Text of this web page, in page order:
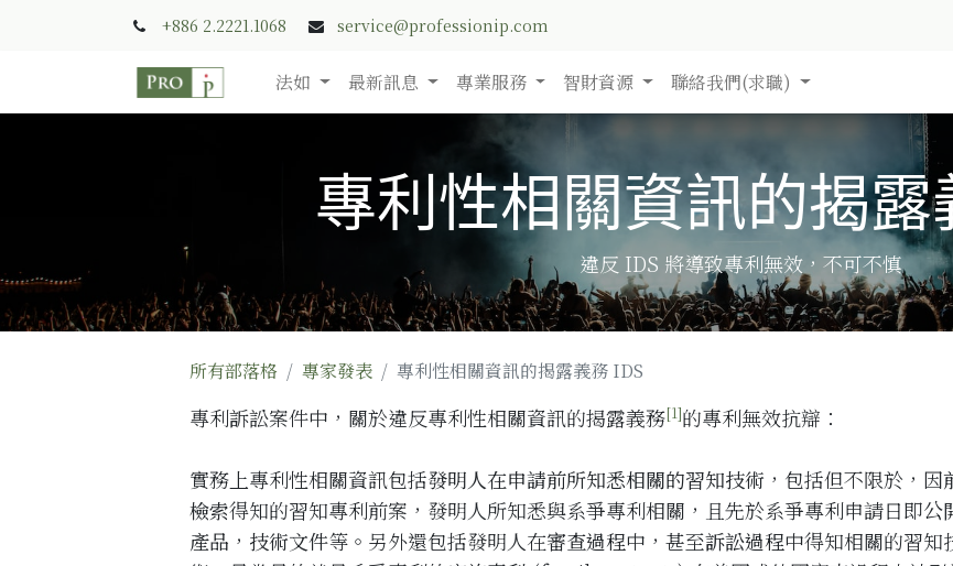
+886 2.2221.1068 service@professionip.com
法如 最新訊息 專業服務 智財資源 聯絡我們(求職)
專利性相關資訊的揭露
違反 IDS 將導致專利無效，不可不慎
所有部落格 專家發表 專利性相關資訊的揭露義務 IDS
專利訴訟案件中，關於違反專利性相關資訊的揭露義務[1]的專利無效抗辯：
實務上專利性相關資訊包括發明人在申請前所知悉相關的習知技術 ，包括但不限於，因
檢索得知的習知專利前案，發明人所知悉與系爭專利相關，且先於系爭專利申請日即公
產品 ， 技術文件等。另外還包括發明人在審查過程中，甚至訴訟過程中得知相關的習知